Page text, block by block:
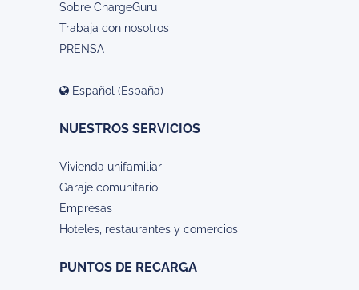
Sobre ChargeGuru
Trabaja con nosotros
PRENSA
Español (España)
NUESTROS SERVICIOS
Vivienda unifamiliar
Garaje comunitario
Empresas
Hoteles, restaurantes y comercios
PUNTOS DE RECARGA